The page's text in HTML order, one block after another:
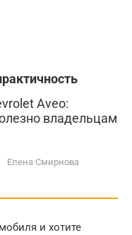
Aveo:
владельцам
Елена Смирнова
и хотите